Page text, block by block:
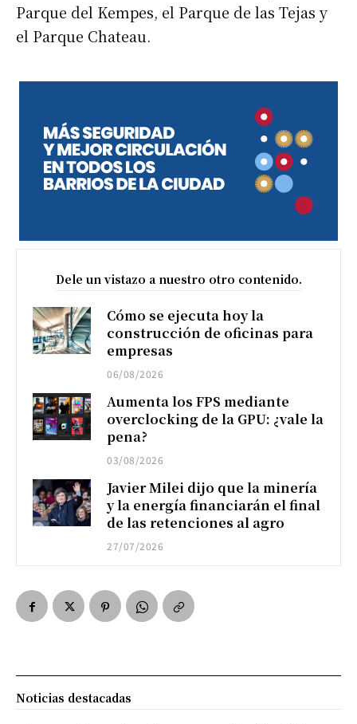
Parque del Kempes, el Parque de las Tejas y
el Parque Chateau.
Dele un vistazo a nuestro otro contenido.
Cómo se ejecuta hoy la
construcción de oficinas para
empresas
06/08/2026
Aumenta los FPS mediante
overclocking de la GPU: ¿vale la
pena?
03/08/2026
Javier Milei dijo que la minería
y la energía financiarán el final
de las retenciones al agro
27/07/2026
Noticias destacadas